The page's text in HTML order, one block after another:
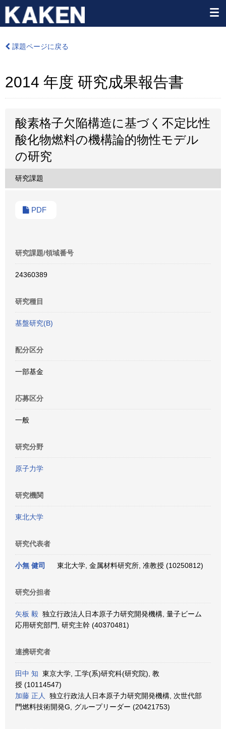
課題ページに戻る
2014 年度 研究成果報告書
酸素格子欠陥構造に基づく不定比性
酸化物燃料の機構論的物性モデル
の研究
研究課題
PDF
研究課題/領域番号
24360389
研究種目
基盤研究(B)
配分区分
一部基金
応募区分
一般
研究分野
原子力学
研究機関
東北大学
研究代表者
小無 健司 東北大学, 金属材料研究所, 准教授 (10250812)
研究分担者
矢板 毅 独立行政法人日本原子力研究開発機構, 量子ビーム
応用研究部門, 研究主幹 (40370481)
連携研究者
田中 知 東京大学, 工学(系)研究科(研究院), 教
授 (10114547)
加藤 正人
独立行政法人日本原子力研究開発機構, 次世代部
門燃料技術開発G, グループリーダー (20421753)